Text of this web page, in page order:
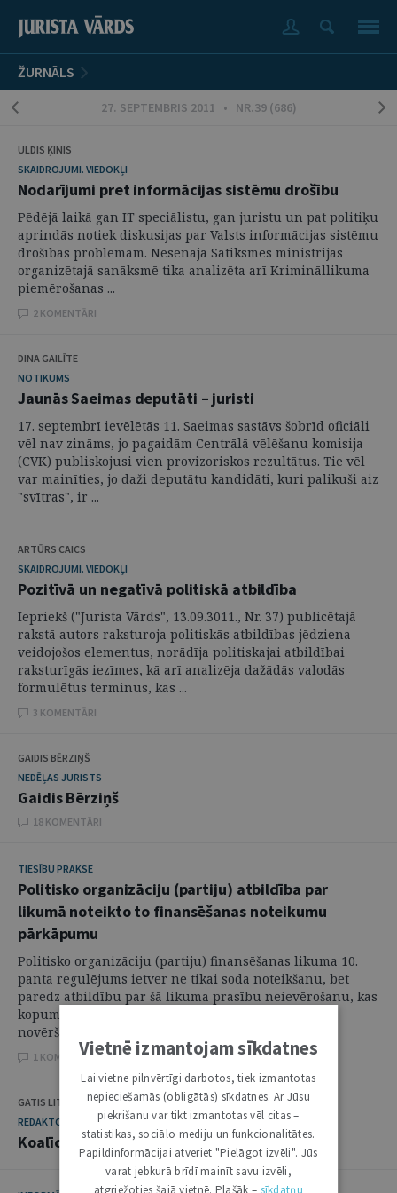
ŽURNĀLS
27. SEPTEMBRIS 2011 • NR.39 (686)
ULDIS ĶINIS
SKAIDROJUMI. VIEDOKĻI
Nodarījumi pret informācijas sistēmu drošību
Pēdējā laikā gan IT speciālistu, gan juristu un pat politiķu
aprindās notiek diskusijas par Valsts informācijas sistēmu
drošības problēmām. Nesenajā Satiksmes ministrijas
organizētajā sanāksmē tika analizēta arī Krimināllikuma
piemērošanas ...
2 KOMENTĀRI
DINA GAILĪTE
NOTIKUMS
Jaunās Saeimas deputāti – juristi
17. septembrī ievēlētās 11. Saeimas sastāvs šobrīd oficiāli
vēl nav zināms, jo pagaidām Centrālā vēlēšanu komisija
(CVK) publiskojusi vien provizoriskos rezultātus. Tie vēl
var mainīties, jo daži deputātu kandidāti, kuri palikuši aiz
"svītras", ir ...
ARTŪRS CAICS
SKAIDROJUMI. VIEDOKĻI
Pozitīvā un negatīvā politiskā atbildība
Iepriekš ("Jurista Vārds", 13.09.3011., Nr. 37) publicētajā
rakstā autors raksturoja politiskās atbildības jēdziena
veidojošos elementus, norādīja politiskajai atbildībai
raksturīgās iezīmes, kā arī analizēja dažādās valodās
formulētus terminus, kas ...
3 KOMENTĀRI
GAIDIS BĒRZIŅŠ
NEDĒĻAS JURISTS
Gaidis Bērziņš
18 KOMENTĀRI
TIESĪBU PRAKSE
Politisko organizāciju (partiju) atbildība par
likumā noteikto to finansēšanas noteikumu
pārkāpumu
Politisko organizāciju (partiju) finansēšanas likuma 10.
panta regulējums ietver ne tikai soda noteikšanu, bet
paredz atbildību par šā likuma prasību neievērošanu, kas
kopumā vērsta uz prettiesiskā stāvokļa pilnvērtīgu
novēršanu. Minētā likuma 10. ...
1 KOMENTĀRI
GATIS LITVINS
REDAKTORA SLEJA
Koalīcijas padomi Satversmē neatrast
Vietnē izmantojam sīkdatnes
Lai vietne pilnvērtīgi darbotos, tiek izmantotas
nepieciešamās (obligātās) sīkdatnes. Ar Jūsu
piekrišanu var tikt izmantotas vēl citas –
statistikas, sociālo mediju un funkcionalitātes.
Papildinformācijai atveriet "Pielāgot izvēli". Jūs
varat jebkurā brīdī mainīt savu izvēli,
atgriežoties šajā vietnē. Plašāk – sīkdatņu